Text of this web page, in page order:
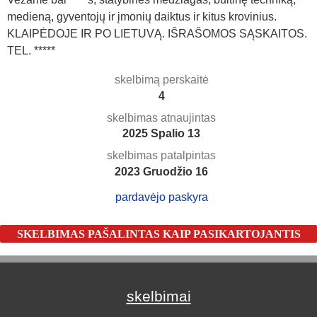
medieną, gyventojų ir įmonių daiktus ir kitus krovinius.
KLAIPĖDOJE IR PO LIETUVĄ. IŠRAŠOMOS SĄSKAITOS.
TEL. *****
skelbimą perskaitė
4
skelbimas atnaujintas
2025 Spalio 13
skelbimas patalpintas
2023 Gruodžio 16
pardavėjo paskyra
SKELBIMAS PAŠALINTAS KAIP PASIKARTOJANTIS
skelbimai